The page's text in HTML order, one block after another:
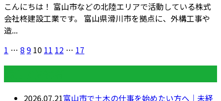
こんにちは！ 富山市などの北陸エリアで活動している株式
会社柊建設工業です。 富山県滑川市を拠点に、外構工事や
造...
1 … 8 9 10 11 12 … 17
2026.07.21富山市で土木の仕事を始めたい方へ｜未経